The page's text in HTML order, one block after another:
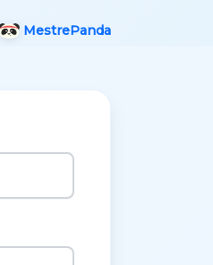
MestrePanda